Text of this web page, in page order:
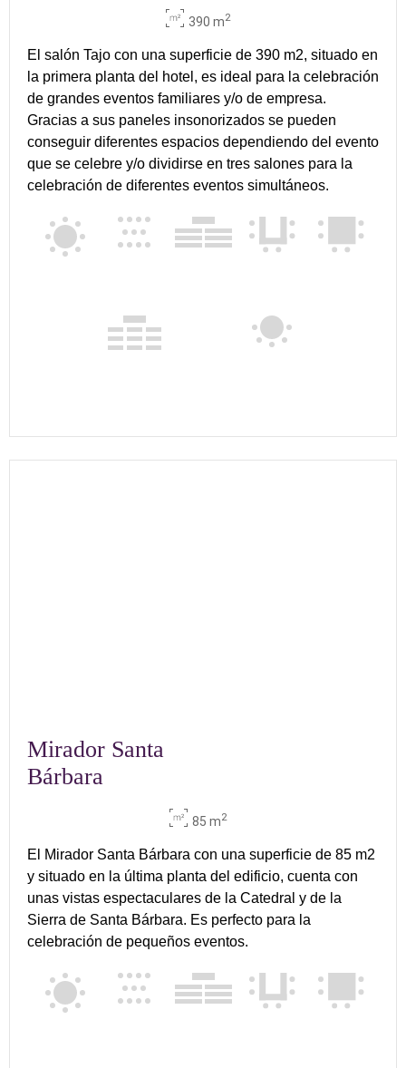
390 m2
El salón Tajo con una superficie de 390 m2, situado en
la primera planta del hotel, es ideal para la celebración
de grandes eventos familiares y/o de empresa.
Gracias a sus paneles insonorizados se pueden
conseguir diferentes espacios dependiendo del evento
que se celebre y/o dividirse en tres salones para la
celebración de diferentes eventos simultáneos.
Mirador Santa
Bárbara
85 m2
El Mirador Santa Bárbara con una superficie de 85 m2
y situado en la última planta del edificio, cuenta con
unas vistas espectaculares de la Catedral y de la
Sierra de Santa Bárbara. Es perfecto para la
celebración de pequeños eventos.